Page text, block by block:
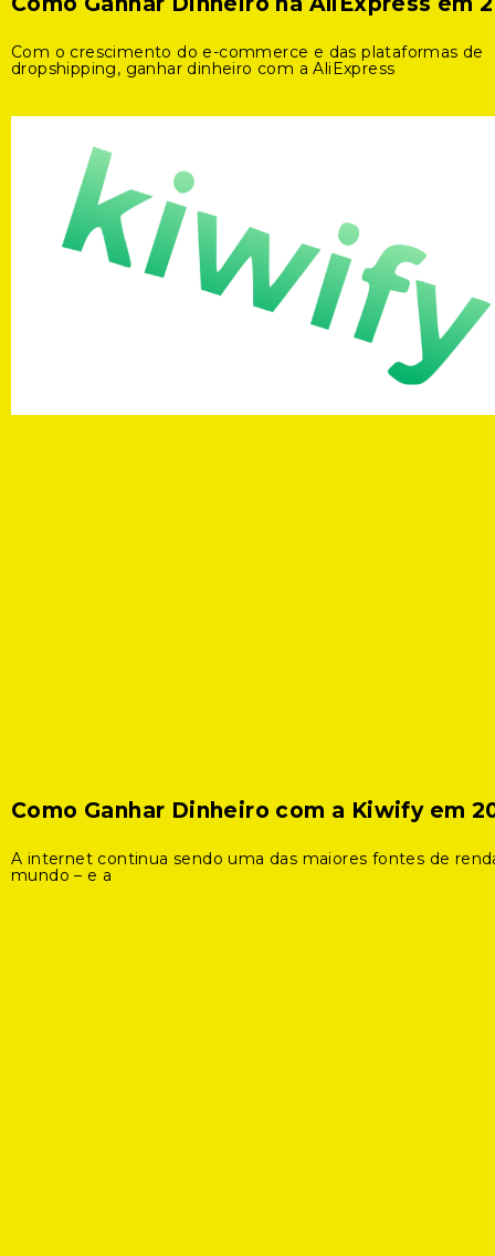
Com o crescimento do e-commerce e das plataformas de
dropshipping, ganhar dinheiro com a AliExpress
Como Ganhar Dinheiro com a Kiwify em
A internet continua sendo uma das maiores fontes de
mundo – e a